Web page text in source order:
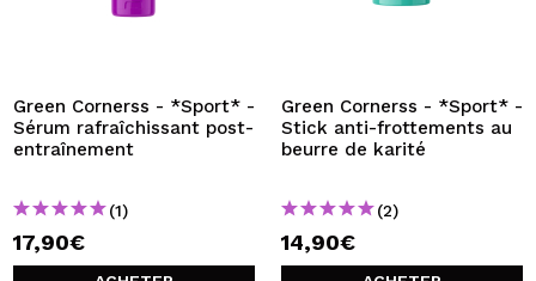
Green Cornerss - *Sport* -
Sérum rafraîchissant post-
entraînement
(1)
17,90€
Green Cornerss - *Sport* -
Stick anti-frottements au
beurre de karité
(2)
14,90€